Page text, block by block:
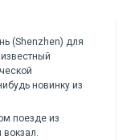
(Shenzhen) для
новинку из
поезде из
вокзал.